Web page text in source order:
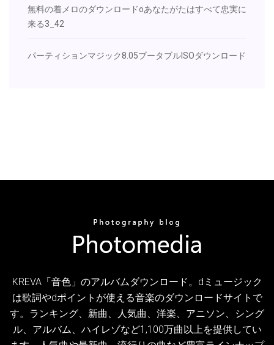
無料の着メロのダウンロードoあなたがたはすべて忠実に
来る3_42
パーティションマジック8.05ブータブルISOダウンロード
KREVA「音色」のアルバムダウンロード。dミュージック
は歌詞やdポイントが使える音楽のダウンロードサイトで
す。ランキング、新曲、人気曲、洋楽、アニソン、シング
ル、アルバム、ハイレゾなど1,100万曲以上を提供してい